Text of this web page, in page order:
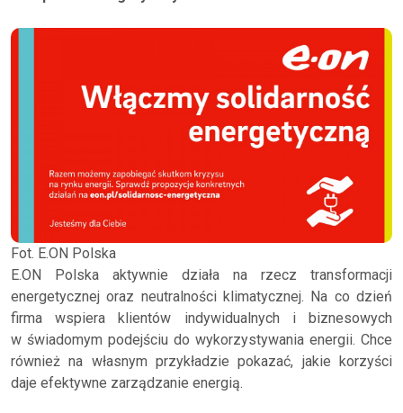
Fot. E.ON Polska
E.ON Polska aktywnie działa na rzecz transformacji
energetycznej oraz neutralności klimatycznej. Na co dzień
firma wspiera klientów indywidualnych i biznesowych
w świadomym podejściu do wykorzystywania energii. Chce
również na własnym przykładzie pokazać, jakie korzyści
daje efektywne zarządzanie energią.